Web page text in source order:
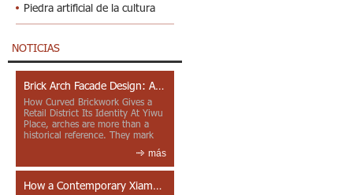
Piedra artificial de la cultura
NOTICIAS
Brick Arch Facade Design: A Closer Look at Yiwu Place
How Curved Brickwork Gives a
Retail District Its Identity At Yiwu
Place, arches are more than a
historical reference. They mark
más
How a Contemporary Xiamen Project Reframes Minnan Red Brick